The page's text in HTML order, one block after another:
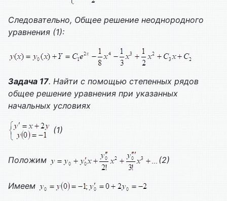
Следовательно, Общее решение неоднородного
уравнения (1):
Задача 17. Найти с помощью степенных рядов
общее решение уравнения при указанных
начальных условиях
(1)
Положим (2)
Имеем